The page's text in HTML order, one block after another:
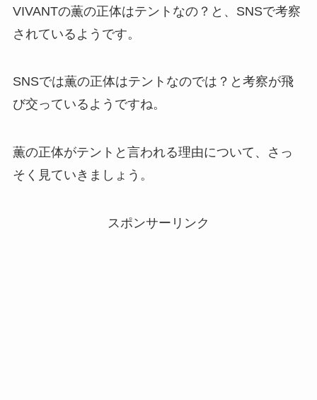
VIVANTの薫の正体はテントなの？と、SNSで考察
されているようです。
SNSでは薫の正体はテントなのでは？と考察が飛
び交っているようですね。
薫の正体がテントと言われる理由について、さっ
そく見ていきましょう。
スポンサーリンク